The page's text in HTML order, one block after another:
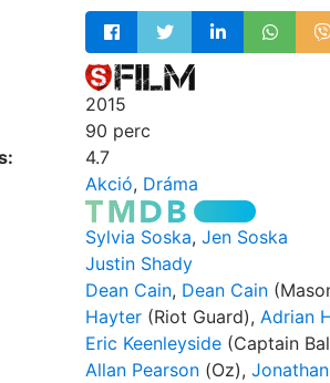
2015
90 perc
4.7
Akció, Dráma
Sylvia Soska, Jen Soska
Justin Shady
Dean Cain, Dean Cain
Hayter (Riot Guard), Adrian
Eric Keenleyside (Captain
Allan Pearson (Oz),